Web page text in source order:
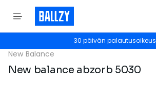
30 päivän palautusoikeus
New Balance
New balance abzorb 5030